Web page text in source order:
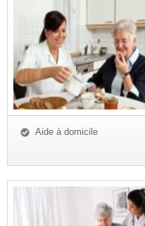
Aide à domicile